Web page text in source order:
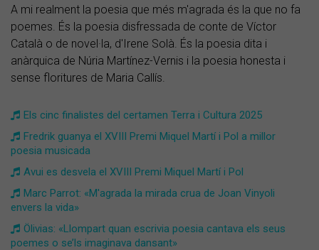
A mi realment la poesia que més m'agrada és la que no fa
poemes. És la poesia disfressada de conte de Víctor
Català o de novel·la, d'Irene Solà. És la poesia dita i
anàrquica de Núria Martínez-Vernis i la poesia honesta i
sense floritures de Maria Callís.
Els cinc finalistes del certamen Terra i Cultura 2025
Fredrik guanya el XVIII Premi Miquel Martí i Pol a millor
poesia musicada
Avui es desvela el XVIII Premi Miquel Martí i Pol
Marc Parrot: «M'agrada la mirada crua de Joan Vinyoli
envers la vida»
Ölivias: «Llompart quan escrivia poesia cantava els seus
poemes o se’ls imaginava dansant»